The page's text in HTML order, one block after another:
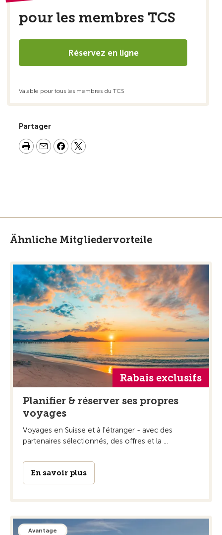
pour les membres TCS
Réservez en ligne
Valable pour tous les membres du TCS
Partager
Ähnliche Mitgliedervorteile
Rabais exclusifs
Planifier & réserver ses propres
voyages
Voyages en Suisse et à l'étranger - avec des
partenaires sélectionnés, des offres et la ...
En savoir plus
Avantage